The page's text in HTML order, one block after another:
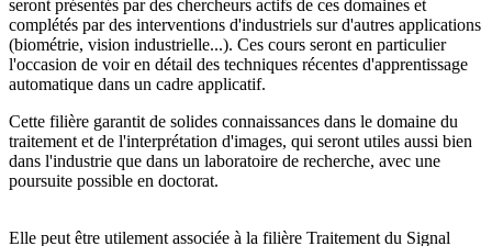
seront présentés par des chercheurs actifs de ces domaines et
complétés par des interventions d'industriels sur d'autres applications
(biométrie, vision industrielle...). Ces cours seront en particulier
l'occasion de voir en détail des techniques récentes d'apprentissage
automatique dans un cadre applicatif.
Cette filière garantit de solides connaissances dans le domaine du
traitement et de l'interprétation d'images, qui seront utiles aussi bien
dans l'industrie que dans un laboratoire de recherche, avec une
poursuite possible en doctorat.
Elle peut être utilement associée à la filière Traitement du Signal